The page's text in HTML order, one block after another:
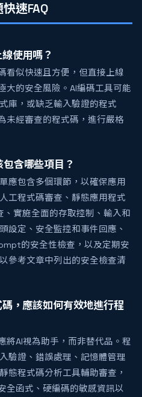
速FAQ
使用嗎？
看似快速且方便，但直接上線
大的安全風險。AI編碼工具可能
庫，或缺乏輸入驗證的程式
未經審查的程式碼，進行嚴格
含哪些項目？
應包含多個環節，以確保應用
工程式碼審查、靜態應用程式
實施全面的存取控制、輸入和
設定、安全監控和事件回應、
的安全性檢查，以及定期安
參考文章中列出的安全檢查清
，應該如何有效地進行程
將AI視為助手，而非替代品。程
驗證、錯誤處理、記憶體管理
態程式碼分析工具輔助審查，
全函式、硬編碼的敏感資訊以